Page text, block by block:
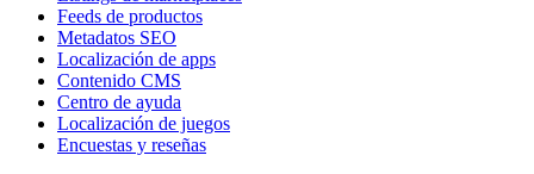
Feeds de productos
Metadatos SEO
Localización de apps
Contenido CMS
Centro de ayuda
Localización de juegos
Encuestas y reseñas